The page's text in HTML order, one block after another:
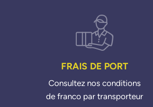
FRAIS DE PORT
Consultez nos conditions
de franco par transporteur